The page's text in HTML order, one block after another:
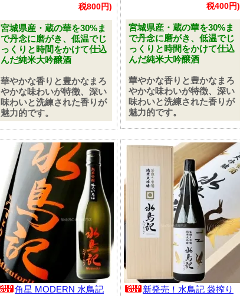
税800円)
宮城県産・蔵の華を30%ま
で丹念に磨がき、低温でじ
っくりと時間をかけて仕込
んだ純米大吟醸酒
華やかな香りと豊かなまろ
やかな味わいが特徴、深い
味わいと洗練された香りが
魅力的です。
税400円)
宮城県産・蔵の華を30%ま
で丹念に磨がき、低温でじ
っくりと時間をかけて仕込
んだ純米大吟醸酒
華やかな香りと豊かなまろ
やかな味わいが特徴、深い
味わいと洗練された香りが
魅力的です。
角星 MODERN 水鳥記
新発売！水鳥記 袋搾り